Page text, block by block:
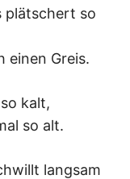
plätschert so
einen Greis.
kalt,
so alt.
langsam